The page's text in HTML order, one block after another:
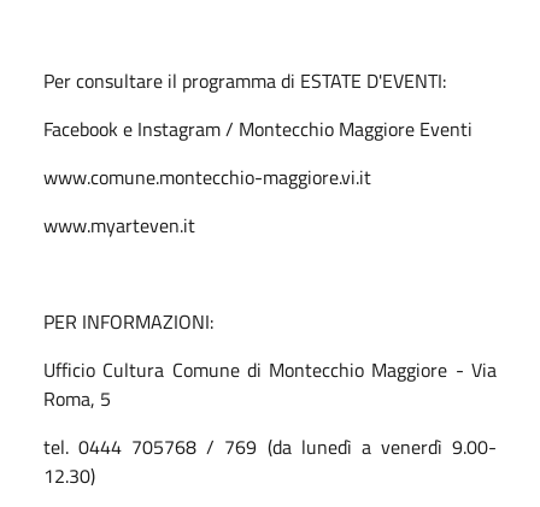
Per consultare il programma di ESTATE D'EVENTI:
Facebook e Instagram / Montecchio Maggiore Eventi
www.comune.montecchio-maggiore.vi.it
www.myarteven.it
PER INFORMAZIONI:
Ufficio Cultura Comune di Montecchio Maggiore - Via
Roma, 5
tel. 0444 705768 / 769 (da lunedì a venerdì 9.00-
12.30)